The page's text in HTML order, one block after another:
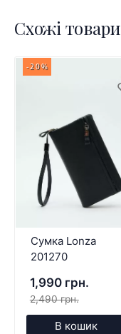
Схожі товари
-20%
Сумка Lonza
201270
1,990 грн.
2,490 грн.
В кошик